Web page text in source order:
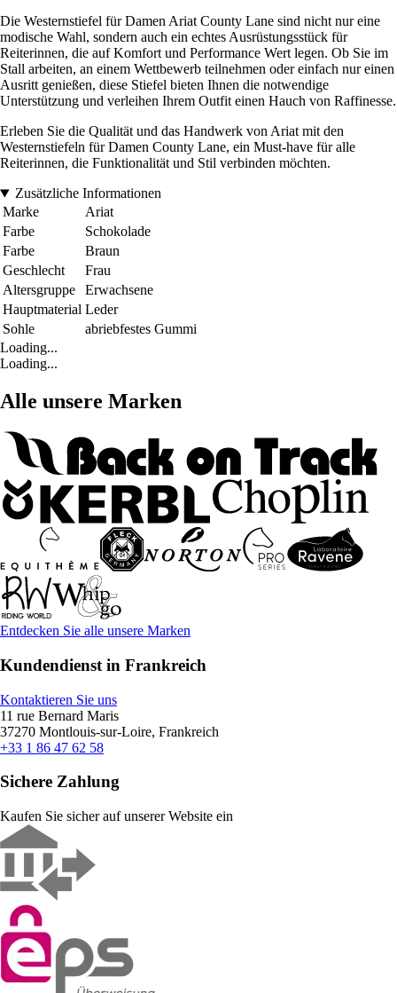
Die Westernstiefel für Damen Ariat County Lane sind nicht nur eine
modische Wahl, sondern auch ein echtes Ausrüstungsstück für
Reiterinnen, die auf Komfort und Performance Wert legen. Ob Sie im
Stall arbeiten, an einem Wettbewerb teilnehmen oder einfach nur einen
Ausritt genießen, diese Stiefel bieten Ihnen die notwendige
Unterstützung und verleihen Ihrem Outfit einen Hauch von Raffinesse.
Erleben Sie die Qualität und das Handwerk von Ariat mit den
Westernstiefeln für Damen County Lane, ein Must-have für alle
Reiterinnen, die Funktionalität und Stil verbinden möchten.
Zusätzliche Informationen
Marke
Ariat
Farbe
Schokolade
Farbe
Braun
Geschlecht
Frau
Altersgruppe
Erwachsene
Hauptmaterial Leder
Sohle
abriebfestes Gummi
Loading...
Loading...
Alle unsere Marken
Entdecken Sie alle unsere Marken
Kundendienst in Frankreich
Kontaktieren Sie uns
11 rue Bernard Maris
37270 Montlouis-sur-Loire, Frankreich
+33 1 86 47 62 58
Sichere Zahlung
Kaufen Sie sicher auf unserer Website ein